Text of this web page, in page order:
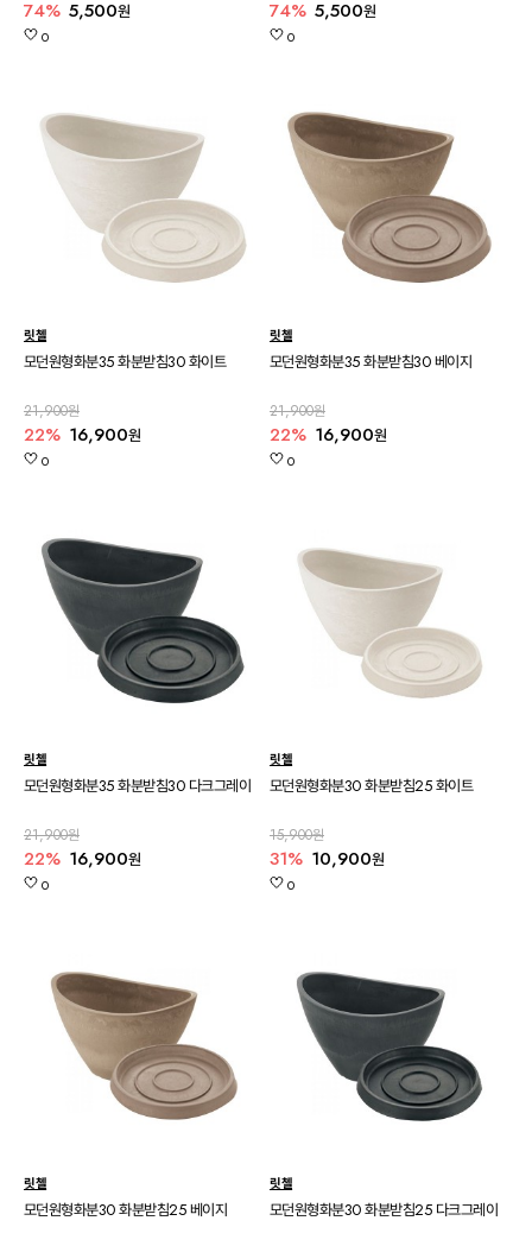
74% 5,500원
0
74% 5,500원
0
릿첼
모던원형화분35 화분받침30 화이트
21,900원
22% 16,900원
0
릿첼
모던원형화분35 화분받침30 베이지
21,900원
22% 16,900원
0
릿첼
모던원형화분35 화분받침30 다크그레이
21,900원
22% 16,900원
0
릿첼
모던원형화분30 화분받침25 화이트
15,900원
31% 10,900원
0
릿첼
모던원형화분30 화분받침25 베이지
릿첼
모던원형화분30 화분받침25 다크그레이